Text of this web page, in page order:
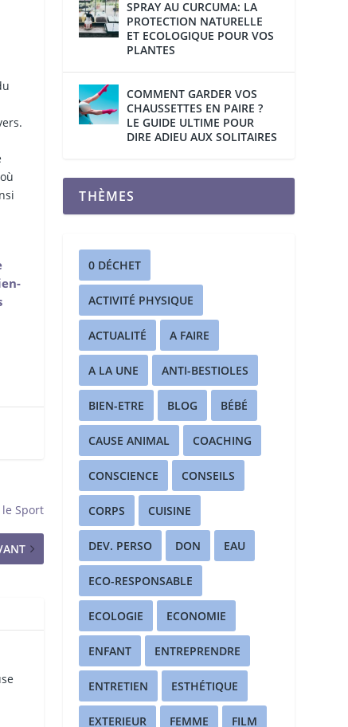
le Sport
SPRAY AU CURCUMA: LA
PROTECTION NATURELLE
ET ECOLOGIQUE POUR VOS
PLANTES
COMMENT GARDER VOS
CHAUSSETTES EN PAIRE ?
LE GUIDE ULTIME POUR
DIRE ADIEU AUX SOLITAIRES
THÈMES
0 DÉCHET
ACTIVITÉ PHYSIQUE
ACTUALITÉ A FAIRE
A LA UNE ANTI-BESTIOLES
BIEN-ETRE BLOG BÉBÉ
CAUSE ANIMAL COACHING
CONSCIENCE CONSEILS
CORPS CUISINE
DEV. PERSO DON EAU
ECO-RESPONSABLE
ECOLOGIE ECONOMIE
ENFANT ENTREPRENDRE
ENTRETIEN ESTHÉTIQUE
EXTERIEUR FEMME FILM